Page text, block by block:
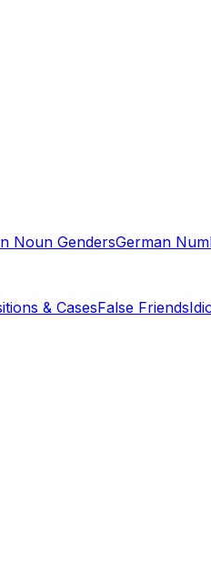
Noun GendersGerman
& CasesFalse Friends